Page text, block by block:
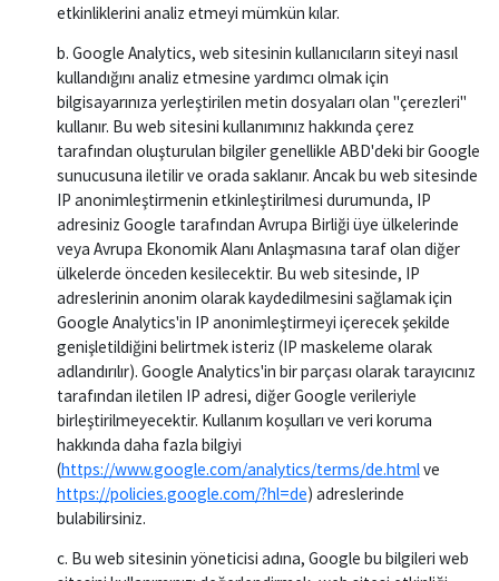
etkinliklerini analiz etmeyi mümkün kılar.
b. Google Analytics, web sitesinin kullanıcıların siteyi nasıl
kullandığını analiz etmesine yardımcı olmak için
bilgisayarınıza yerleştirilen metin dosyaları olan "çerezleri"
kullanır. Bu web sitesini kullanımınız hakkında çerez
tarafından oluşturulan bilgiler genellikle ABD'deki bir Google
sunucusuna iletilir ve orada saklanır. Ancak bu web sitesinde
IP anonimleştirmenin etkinleştirilmesi durumunda, IP
adresiniz Google tarafından Avrupa Birliği üye ülkelerinde
veya Avrupa Ekonomik Alanı Anlaşmasına taraf olan diğer
ülkelerde önceden kesilecektir. Bu web sitesinde, IP
adreslerinin anonim olarak kaydedilmesini sağlamak için
Google Analytics'in IP anonimleştirmeyi içerecek şekilde
genişletildiğini belirtmek isteriz (IP maskeleme olarak
adlandırılır). Google Analytics'in bir parçası olarak tarayıcınız
tarafından iletilen IP adresi, diğer Google verileriyle
birleştirilmeyecektir. Kullanım koşulları ve veri koruma
hakkında daha fazla bilgiyi
(https://www.google.com/analytics/terms/de.htmlve
https://policies.google.com/?hl=de) adreslerinde
bulabilirsiniz.
c. Bu web sitesinin yöneticisi adına, Google bu bilgileri web